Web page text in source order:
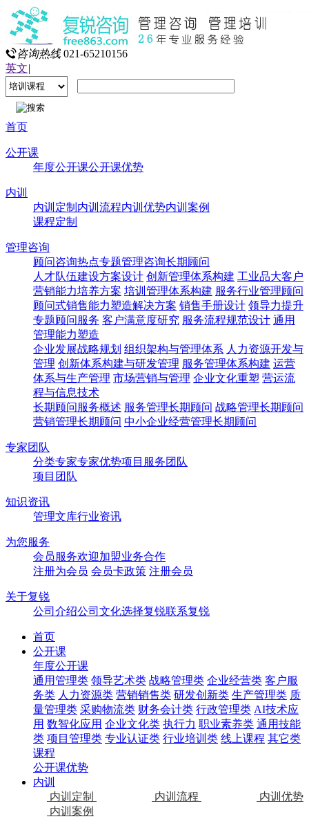
咨询热线 021-65210156
英文|
首页
公开课
年度公开课公开课优势
内训
内训定制 内训流程内训优势内训案例
课程定制
管理咨询
顾问咨询热点专题管理咨询长期顾问
人才队伍建设方案设计 创新管理体系构建 工业品大客户
营销能力培养方案 培训管理体系构建 服务行业管理顾问
顾问式销售能力塑造解决方案 销售手册设计 领导力提升
专题顾问服务 客户满意度研究 服务流程规范设计 通用
管理能力塑造
企业发展战略规划 组织架构与管理体系 人力资源开发与
管理 创新体系构建与研发管理 服务管理体系构建 运营
体系与生产管理 市场营销与管理 企业文化重塑 营运流
程与信息技术
长期顾问服务概述 服务管理长期顾问 战略管理长期顾问
营销管理长期顾问 中小企业经营管理长期顾问
专家团队
分类专家专家优势项目服务团队
项目团队
知识资讯
管理文库行业资讯
为您服务
会员服务欢迎加盟业务合作
注册为会员 会员卡政策 注册会员
关于复锐
公司介绍公司文化选择复锐联系复锐
首页
公开课
年度公开课
通用管理类 领导艺术类 战略管理类 企业经营类 客户服
务类 人力资源类 营销销售类 研发创新类 生产管理类 质
量管理类 采购物流类 财务会计类 行政管理类 AI技术应
用 数智化应用 企业文化类 执行力 职业素养类 通用技能
类 项目管理类 专业认证类 行业培训类 线上课程 其它类
课程
公开课优势
内训
内训定制
内训流程
内训优势
内训案例